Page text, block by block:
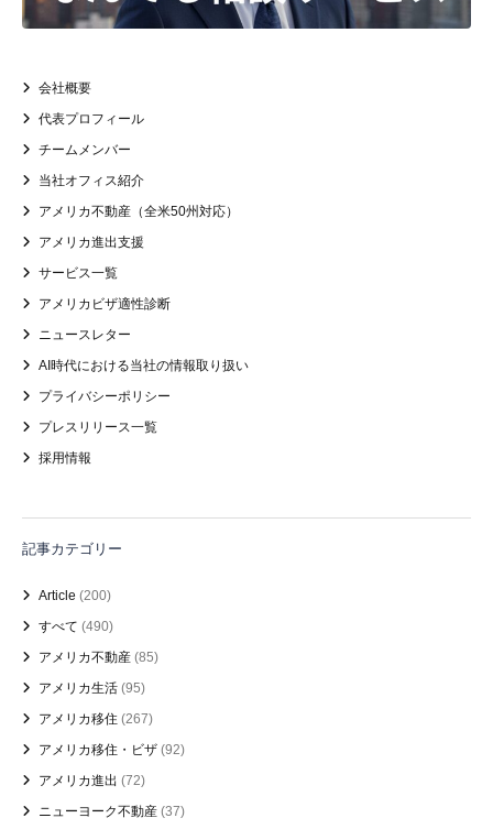
会社概要
代表プロフィール
チームメンバー
当社オフィス紹介
アメリカ不動産（全米50州対応）
アメリカ進出支援
サービス一覧
アメリカビザ適性診断
ニュースレター
AI時代における当社の情報取り扱い
プライバシーポリシー
プレスリリース一覧
採用情報
記事カテゴリー
Article (200)
すべて (490)
アメリカ不動産 (85)
アメリカ生活 (95)
アメリカ移住 (267)
アメリカ移住・ビザ (92)
アメリカ進出 (72)
ニューヨーク不動産 (37)